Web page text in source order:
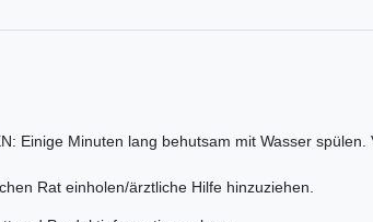
Einige Minuten lang behutsam mit Wasser
Rat einholen/ärztliche Hilfe hinzuziehen.